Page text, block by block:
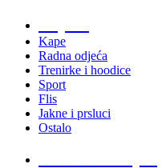
Kape
Radna odjeća
Trenirke i hoodice
Sport
Flis
Jakne i prsluci
Ostalo